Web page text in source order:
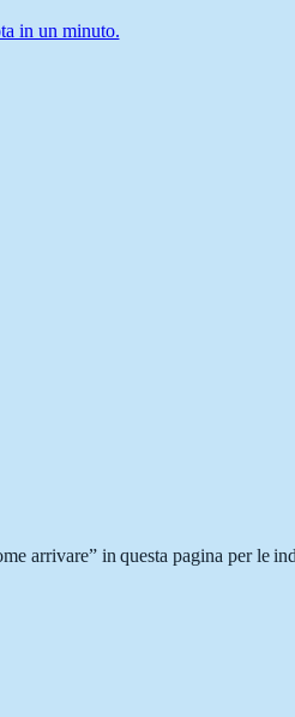
in un minuto.
arrivare” in questa pagina per le